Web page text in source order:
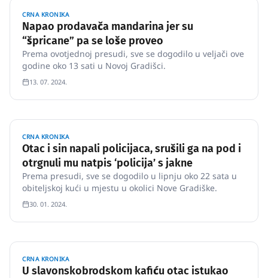
CRNA KRONIKA
Napao prodavača mandarina jer su
“špricane” pa se loše proveo
Prema ovotjednoj presudi, sve se dogodilo u veljači ove
godine oko 13 sati u Novoj Gradišci.
13. 07. 2024.
CRNA KRONIKA
Otac i sin napali policijaca, srušili ga na pod i
otrgnuli mu natpis ‘policija’ s jakne
Prema presudi, sve se dogodilo u lipnju oko 22 sata u
obiteljskoj kući u mjestu u okolici Nove Gradiške.
30. 01. 2024.
CRNA KRONIKA
U slavonskobrodskom kafiću otac istukao